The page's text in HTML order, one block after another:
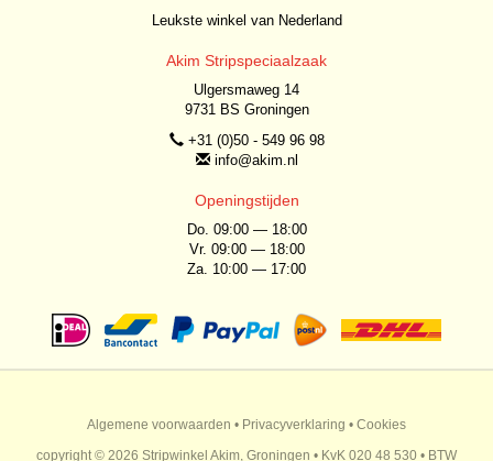
Leukste winkel van Nederland
Akim Stripspeciaalzaak
Ulgersmaweg 14
9731 BS Groningen
+31 (0)50 - 549 96 98
info@akim.nl
Openingstijden
Do. 09:00 — 18:00
Vr. 09:00 — 18:00
Za. 10:00 — 17:00
Algemene voorwaarden • Privacyverklaring • Cookies
copyright © 2026 Stripwinkel Akim, Groningen • KvK 020 48 530 • BTW